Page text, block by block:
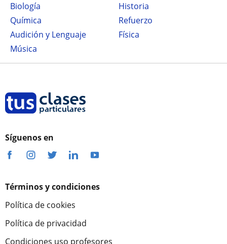
Biología
Historia
Química
Refuerzo
Audición y Lenguaje
Física
Música
Síguenos en
Términos y condiciones
Política de cookies
Política de privacidad
Condiciones uso profesores